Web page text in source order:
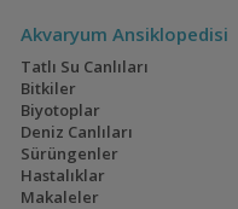
Akvaryum Ansiklopedisi
Tatlı Su Canlıları
Bitkiler
Biyotoplar
Deniz Canlıları
Sürüngenler
Hastalıklar
Makaleler